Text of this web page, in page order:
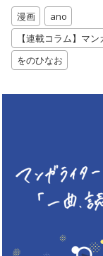
漫画
ano
【連載コラム】マ
をのひなお